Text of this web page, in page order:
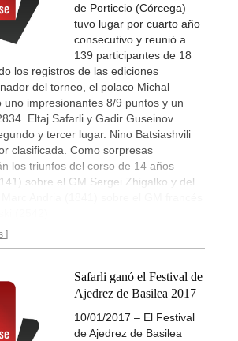
de Porticcio (Córcega)
tuvo lugar por cuarto año
consecutivo y reunió a
139 participantes de 18
los registros de las ediciones
del torneo, el polaco Michal
uno impresionantes 8/9 puntos y un
Eltaj Safarli y Gadir Guseinov
y tercer lugar. Nino Batsiashvili
clasificada. Como sorpresas
los triunfos del corso de 14 años
sobre el GM Sergei Zhigalko y del
Safarli ganó el Festival de
Ajedrez de Basilea 2017
10/01/2017 – El Festival
de Ajedrez de Basilea